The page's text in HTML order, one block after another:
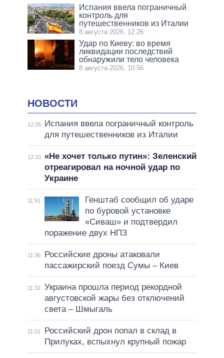
Испания ввела пограничный
контроль для
путешественников из Италии
8 августа 2026, 12:26
Удар по Киеву: во время
ликвидации последствий
обнаружили тело человека
8 августа 2026, 10:56
НОВОСТИ
12:26
Испания ввела пограничный контроль
для путешественников из Италии
12:10 «Не хочет только путин»: Зеленский
отреагировал на ночной удар по
Украине
11:51
Генштаб сообщил об ударе
по буровой установке
«Сиваш» и подтвердил
поражение двух НПЗ
11:36
Российские дроны атаковали
пассажирский поезд Сумы – Киев
11:32
Украина прошла период рекордной
августовской жары без отключений
света – Шмыгаль
11:01
Российский дрон попал в склад в
Прилуках, вспыхнул крупный пожар